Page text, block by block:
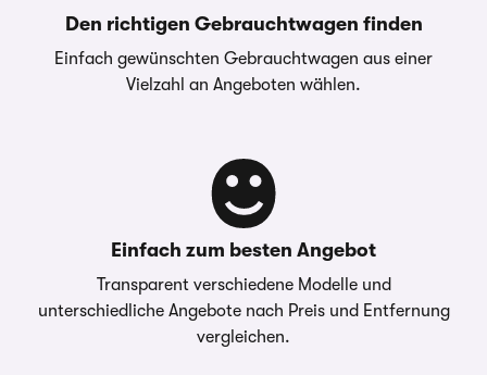
Den richtigen Gebrauchtwagen finden
Einfach gewünschten Gebrauchtwagen aus einer
Vielzahl an Angeboten wählen.
Einfach zum besten Angebot
Transparent verschiedene Modelle und
unterschiedliche Angebote nach Preis und Entfernung
vergleichen.